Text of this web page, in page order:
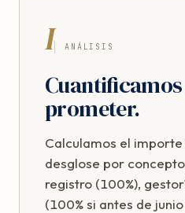
I ANÁLISIS
Cuantificamos
prometer.
Calculamos el
desglose por
registro (100%),
(100% si antes de